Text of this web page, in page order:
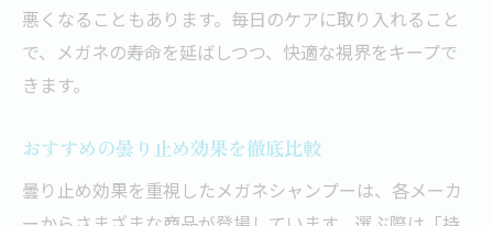
悪くなることもあります。毎日のケアに取り入れること
で、メガネの寿命を延ばしつつ、快適な視界をキープで
きます。
おすすめの曇り止め効果を徹底比較
曇り止め効果を重視したメガネシャンプーは、各メーカ